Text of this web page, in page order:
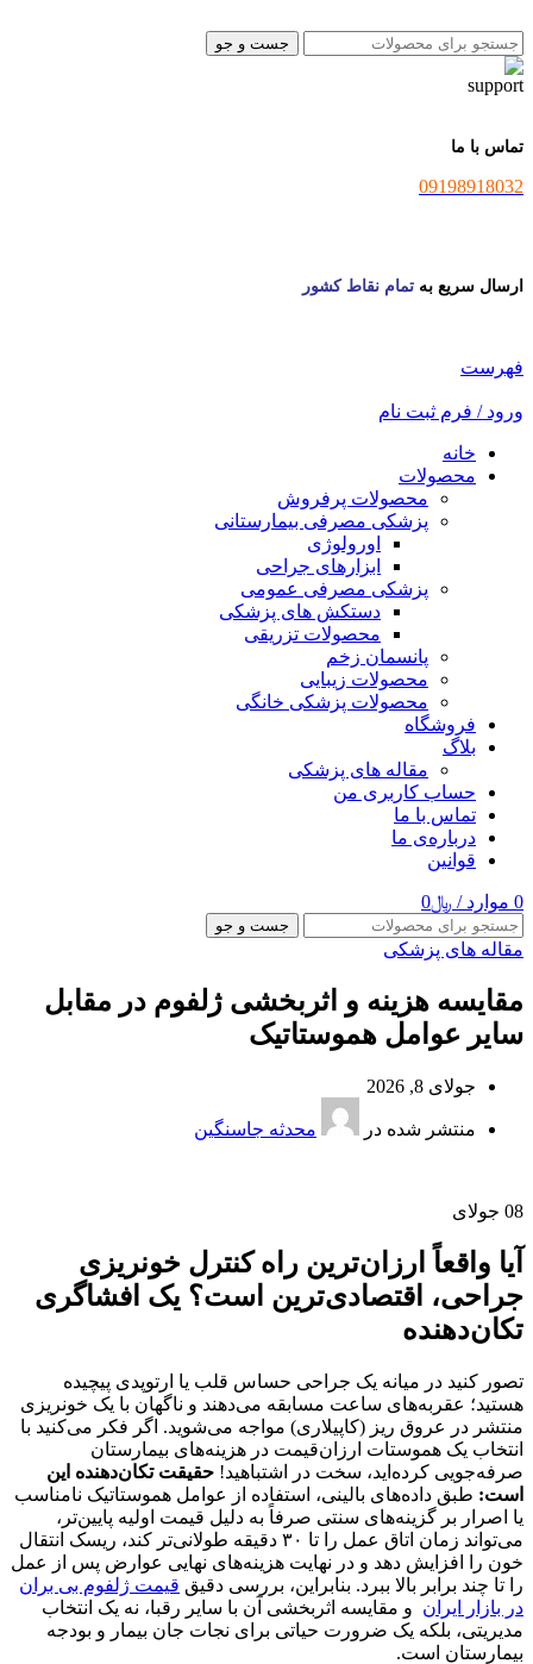
جست و جو
تماس با ما
09198918032
ارسال سریع به تمام نقاط کشور
فهرست
ورود / فرم ثبت نام
خانه
محصولات
محصولات پرفروش
پزشکی مصرفی بیمارستانی
اورولوژی
ابزارهای جراحی
پزشکی مصرفی عمومی
دستکش های پزشکی
محصولات تزریقی
پانسمان زخم
محصولات زیبایی
محصولات پزشکی خانگی
فروشگاه
بلاگ
مقاله های پزشکی
حساب کاربری من
تماس با ما
درباره‌ی ما
قوانین
0 موارد / ﷼0
جست و جو
مقاله های پزشکی
مقایسه هزینه و اثربخشی ژلفوم در مقابل
سایر عوامل هموستاتیک
جولای 8, 2026
منتشر شده در محدثه جاسنگین
08 جولای
آیا واقعاً ارزان‌ترین راه کنترل خونریزی
جراحی، اقتصادی‌ترین است؟ یک افشاگری
تکان‌دهنده
تصور کنید در میانه یک جراحی حساس قلب یا ارتوپدی پیچیده
هستید؛ عقربه‌های ساعت مسابقه می‌دهند و ناگهان با یک خونریزی
منتشر در عروق ریز (کاپیلاری) مواجه می‌شوید. اگر فکر می‌کنید با
انتخاب یک هموستات ارزان‌قیمت در هزینه‌های بیمارستان
صرفه‌جویی کرده‌اید، سخت در اشتباهید! حقیقت تکان‌دهنده این
است: طبق داده‌های بالینی، استفاده از عوامل هموستاتیک نامناسب
یا اصرار بر گزینه‌های سنتی صرفاً به دلیل قیمت اولیه پایین‌تر،
می‌تواند زمان اتاق عمل را تا ۳۰ دقیقه طولانی‌تر کند، ریسک انتقال
خون را افزایش دهد و در نهایت هزینه‌های نهایی عوارض پس از عمل
را تا چند برابر بالا ببرد. بنابراین، بررسی دقیق قیمت ژلفوم بی بران
در بازار ایران و مقایسه اثربخشی آن با سایر رقبا، نه یک انتخاب
مدیریتی، بلکه یک ضرورت حیاتی برای نجات جان بیمار و بودجه
بیمارستان است.